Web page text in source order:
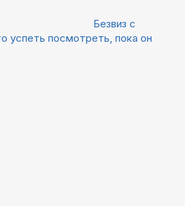
Безвиз с
успеть посмотреть, пока он